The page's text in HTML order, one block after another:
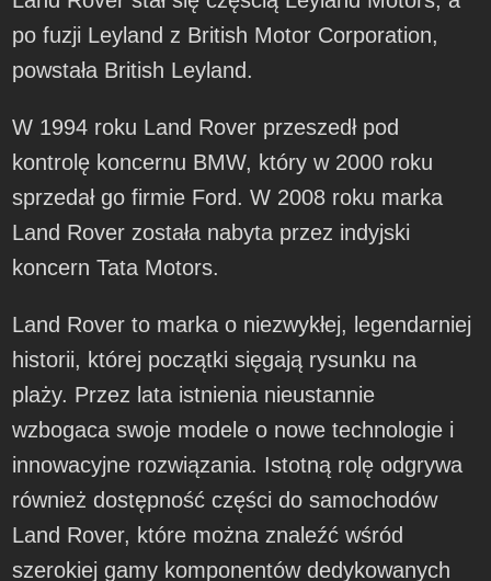
po fuzji Leyland z British Motor Corporation,
powstała British Leyland.
W 1994 roku Land Rover przeszedł pod
kontrolę koncernu BMW, który w 2000 roku
sprzedał go firmie Ford. W 2008 roku marka
Land Rover została nabyta przez indyjski
koncern Tata Motors.
Land Rover to marka o niezwykłej, legendarniej
historii, której początki sięgają rysunku na
plaży. Przez lata istnienia nieustannie
wzbogaca swoje modele o nowe technologie i
innowacyjne rozwiązania. Istotną rolę odgrywa
również dostępność części do samochodów
Land Rover, które można znaleźć wśród
szerokiej gamy komponentów dedykowanych